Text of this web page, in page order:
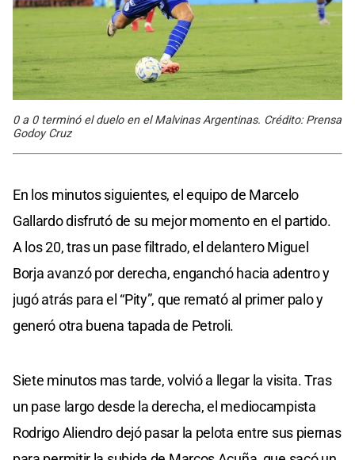
0 a 0 terminó el duelo en el Malvinas Argentinas. Crédito: Prensa
Godoy Cruz
En los minutos siguientes, el equipo de Marcelo
Gallardo disfrutó de su mejor momento en el partido.
A los 20, tras un pase filtrado, el delantero Miguel
Borja avanzó por derecha, enganchó hacia adentro y
jugó atrás para el “Pity”, que remató al primer palo y
generó otra buena tapada de Petroli.
Siete minutos mas tarde, volvió a llegar la visita. Tras
un pase largo desde la derecha, el mediocampista
Rodrigo Aliendro dejó pasar la pelota entre sus piernas